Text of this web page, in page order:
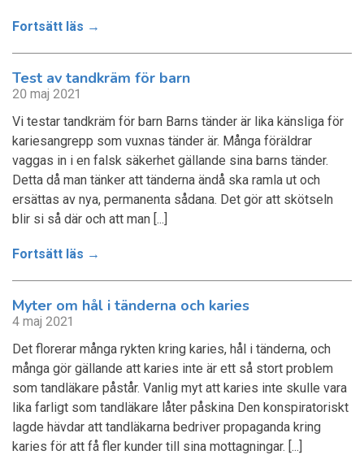
Fortsätt läs →
Test av tandkräm för barn
20 maj 2021
Vi testar tandkräm för barn Barns tänder är lika känsliga för
kariesangrepp som vuxnas tänder är. Många föräldrar
vaggas in i en falsk säkerhet gällande sina barns tänder.
Detta då man tänker att tänderna ändå ska ramla ut och
ersättas av nya, permanenta sådana. Det gör att skötseln
blir si så där och att man [...]
Fortsätt läs →
Myter om hål i tänderna och karies
4 maj 2021
Det florerar många rykten kring karies, hål i tänderna, och
många gör gällande att karies inte är ett så stort problem
som tandläkare påstår. Vanlig myt att karies inte skulle vara
lika farligt som tandläkare låter påskina Den konspiratoriskt
lagde hävdar att tandläkarna bedriver propaganda kring
karies för att få fler kunder till sina mottagningar. [...]